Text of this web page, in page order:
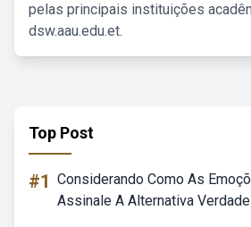
pelas principais instituições
dsw.aau.edu.et.
Top Post
#1 Considerando Como As
Assinale A Alternativa